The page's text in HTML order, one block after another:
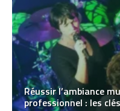
Réussir l’ambiance
professionnel : les